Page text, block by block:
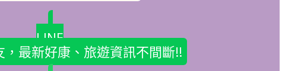
LINE
最新好康、旅遊資訊不間斷!!